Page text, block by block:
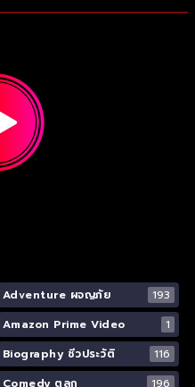
Adventure ผจญภัย
193
Amazon Prime Video
1
Biography ชีวประวัติ
116
Comedy ตลก 196